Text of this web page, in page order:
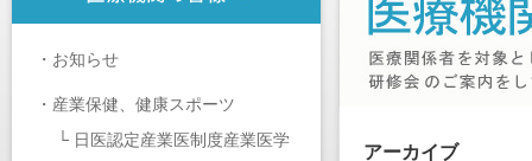
・ お知らせ
・ 産業保健、健康スポーツ
└ 日医認定産業医制度産業医学
アーカイブ